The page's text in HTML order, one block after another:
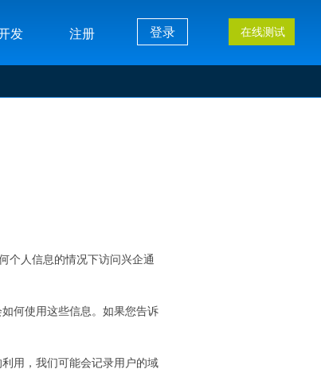
发 注册 登录 在线测试
个人信息的情况下访问兴企通
何使用这些信息。如果您告诉
用，我们可能会记录用户的域